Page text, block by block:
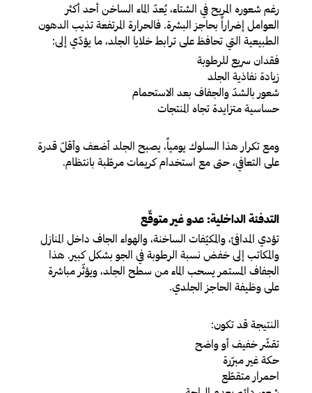
رغم شعوره المريح في الشتاء، يُعدّ الماء الساخن أحد أكثر
العوامل إضراراً بحاجز البشرة. فالحرارة المرتفعة تذيب الدهون
الطبيعية التي تحافظ على ترابط خلايا الجلد، ما يؤدّي إلى:
فقدان سريع للرطوبة
زيادة نفاذية الجلد
شعور بالشدّ والجفاف بعد الاستحمام
حساسية متزايدة تجاه المنتجات
ومع تكرار هذا السلوك يومياً، يصبح الجلد أضعف وأقلّ قدرة
على التعافي، حتى مع استخدام كريمات مرطّبة بانتظام.
التدفئة الداخلية: عدو غير متوقّع
تؤدي المدافئ، والمكيّفات الساخنة، والهواء الجاف داخل المنازل
والمكاتب إلى خفض نسبة الرطوبة في الجو بشكل كبير. هذا
الجفاف المستمر يسحب الماء من سطح الجلد، ويؤثّر مباشرة
على وظيفة الحاجز الجلدي.
النتيجة قد تكون:
تقشّر خفيف أو واضح
حكة غير مبرّرة
احمرار متقطّع